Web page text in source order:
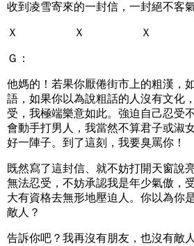
收到凌雪寄來的一封信，一封絕不客氣
Ｘ Ｘ Ｘ
Ｇ：
他媽的！若果你厭倦街市上的粗漢，
語，如果你以為說粗話的人沒有文化
受，我極端樂意如此。強迫自己忍受
會動手打男人，我當然不算君子或淑
好一陣子。到了這刻，我要臭罵你！
既然寫了這封信、就不妨打開天窗說
無法忍受，不妨承認我是年少氣傲，
大有資格去無形地壓迫人。你以為你
敵人？
告訴你吧？我再沒有朋友，也沒有敵